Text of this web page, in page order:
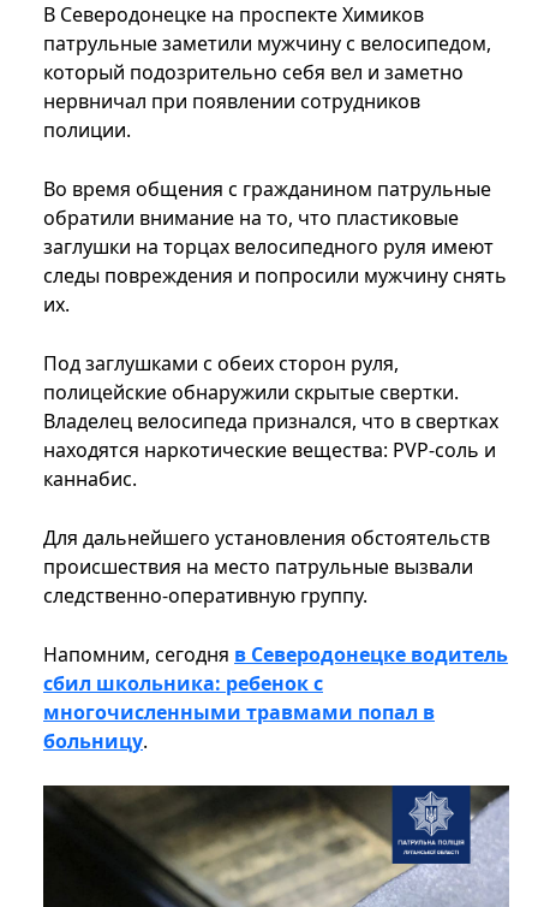
В Северодонецке на проспекте Химиков
патрульные заметили мужчину с велосипедом,
который подозрительно себя вел и заметно
нервничал при появлении сотрудников
полиции.
Во время общения с гражданином патрульные
обратили внимание на то, что пластиковые
заглушки на торцах велосипедного руля имеют
следы повреждения и попросили мужчину снять
их.
Под заглушками с обеих сторон руля,
полицейские обнаружили скрытые свертки.
Владелец велосипеда признался, что в свертках
находятся наркотические вещества: PVP-соль и
каннабис.
Для дальнейшего установления обстоятельств
происшествия на место патрульные вызвали
следственно-оперативную группу.
Напомним, сегодня в Северодонецке водитель
сбил школьника: ребенок с
многочисленными травмами попал в
больницу.